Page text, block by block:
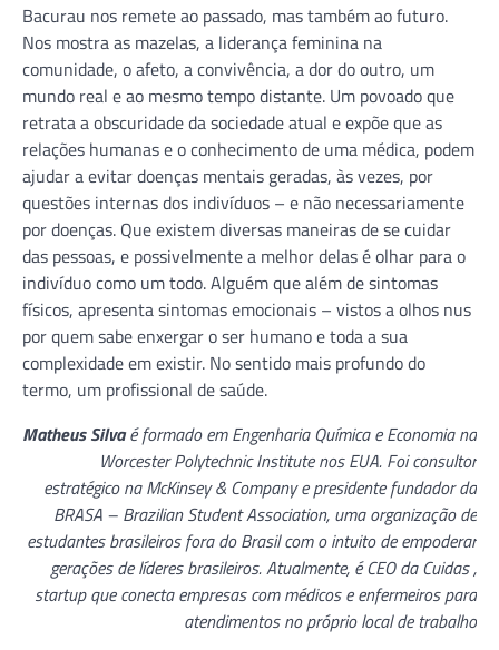
Bacurau nos remete ao passado, mas também ao futuro.
Nos mostra as mazelas, a liderança feminina na
comunidade, o afeto, a convivência, a dor do outro, um
mundo real e ao mesmo tempo distante. Um povoado que
retrata a obscuridade da sociedade atual e expõe que as
relações humanas e o conhecimento de uma médica, podem
ajudar a evitar doenças mentais geradas, às vezes, por
questões internas dos indivíduos – e não necessariamente
por doenças. Que existem diversas maneiras de se cuidar
das pessoas, e possivelmente a melhor delas é olhar para o
indivíduo como um todo. Alguém que além de sintomas
físicos, apresenta sintomas emocionais – vistos a olhos nus
por quem sabe enxergar o ser humano e toda a sua
complexidade em existir. No sentido mais profundo do
termo, um profissional de saúde.
Matheus Silvaé formado em Engenharia Química e Economia na
Worcester Polytechnic Institute nos EUA. Foi consultor
estratégico na McKinsey & Company e presidente fundador da
BRASA – Brazilian Student Association, uma organização de
estudantes brasileiros fora do Brasil com o intuito de empoderar
gerações de líderes brasileiros. Atualmente, é CEO da Cuidas ,
startup que conecta empresas com médicos e enfermeiros para
atendimentos no próprio local de trabalho